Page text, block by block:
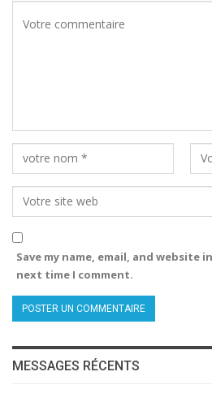
Save my name, email, and
next time I comment.
MESSAGES RÉCENTS